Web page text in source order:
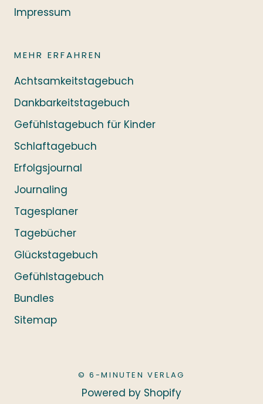
Impressum
MEHR ERFAHREN
Achtsamkeitstagebuch
Dankbarkeitstagebuch
Gefühlstagebuch für Kinder
Schlaftagebuch
Erfolgsjournal
Journaling
Tagesplaner
Tagebücher
Glückstagebuch
Gefühlstagebuch
Bundles
Sitemap
© 6-MINUTEN VERLAG
Powered by Shopify